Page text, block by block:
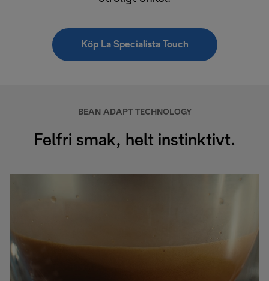
Köp La Specialista Touch
BEAN ADAPT TECHNOLOGY
Felfri smak, helt instinktivt.